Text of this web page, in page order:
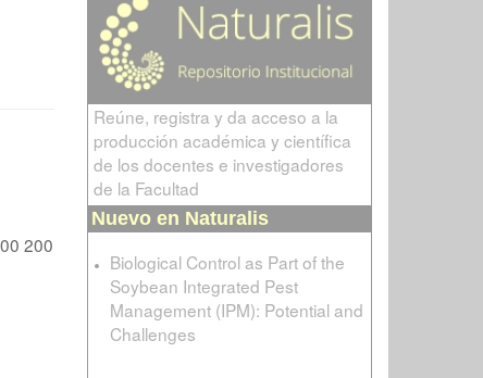
200
Reúne, registra y da acceso a la
producción académica y científica
de los docentes e investigadores
de la Facultad
Nuevo en Naturalis
Biological Control as Part of the
Soybean Integrated Pest
Management (IPM): Potential and
Challenges